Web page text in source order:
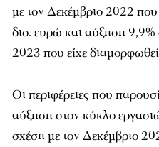
με τον Δεκέμβριο 2022
δισ. ευρώ και αύξηση
2023 που είχε
Οι περιφέρειες που
αύξηση στον κύκλο
σχέση με τον Δεκέμβριο